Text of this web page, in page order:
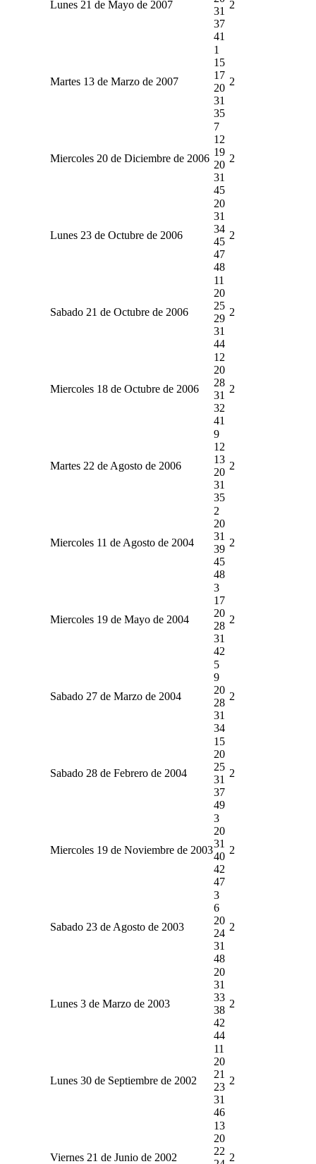
Lunes 21 de Mayo de 2007
31
37
41
2
Martes 13 de Marzo de 2007
1
15
17
20
31
35
2
Miercoles 20 de Diciembre de 2006
7
12
19
20
31
45
2
Lunes 23 de Octubre de 2006
20
31
34
45
47
48
2
Sabado 21 de Octubre de 2006
11
20
25
29
31
44
2
Miercoles 18 de Octubre de 2006
12
20
28
31
32
41
2
Martes 22 de Agosto de 2006
9
12
13
20
31
35
2
Miercoles 11 de Agosto de 2004
2
20
31
39
45
48
2
Miercoles 19 de Mayo de 2004
3
17
20
28
31
42
2
Sabado 27 de Marzo de 2004
5
9
20
28
31
34
2
Sabado 28 de Febrero de 2004
15
20
25
31
37
49
2
Miercoles 19 de Noviembre de 2003
3
20
31
40
42
47
2
Sabado 23 de Agosto de 2003
3
6
20
24
31
48
2
Lunes 3 de Marzo de 2003
20
31
33
38
42
44
2
Lunes 30 de Septiembre de 2002
11
20
21
23
31
46
2
Viernes 21 de Junio de 2002
13
20
22
2